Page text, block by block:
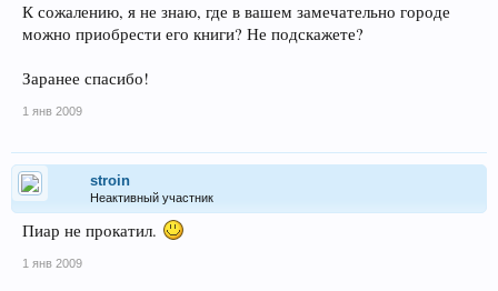
К сожалению, я не знаю, где в вашем замечательно городе
можно приобрести его книги? Не подскажете?
Заранее спасибо!
1 янв 2009
stroin
Неактивный участник
Пиар не прокатил.
1 янв 2009